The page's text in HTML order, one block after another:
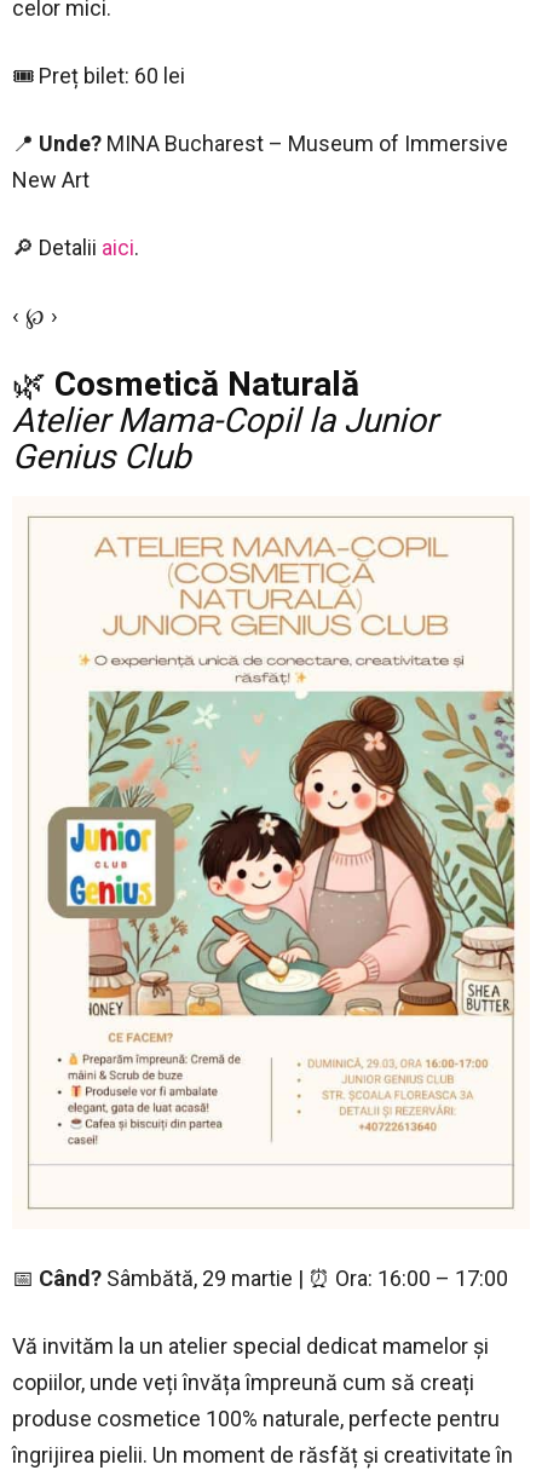
celor mici.
🎟 Preț bilet: 60 lei
📍 Unde? MINA Bucharest – Museum of Immersive
New Art
🔎 Detalii aici.
‹ ℘ ›
🌿 Cosmetică Naturală
Atelier Mama-Copil la Junior
Genius Club
📅 Când? Sâmbătă, 29 martie | ⏰ Ora: 16:00 – 17:00
Vă invităm la un atelier special dedicat mamelor și
copiilor, unde veți învăța împreună cum să creați
produse cosmetice 100% naturale, perfecte pentru
îngrijirea pielii. Un moment de răsfăț și creativitate în